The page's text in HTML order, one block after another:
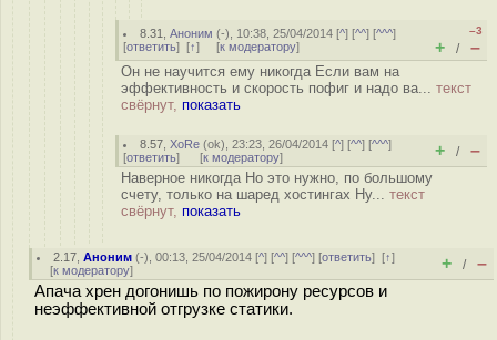
8.31 ,Аноним (-), 10:38, 25/04/2014 [^] [^^] [^^^]
[ответить] [↑] [к модератору]
–3
+ / –
Он не научится ему никогда Если вам на
эффективность и скорость пофиг и надо ва... текст
свёрнут, показать
8.57 ,XoRe (ok), 23:23, 26/04/2014 [^] [^^] [^^^]
[ответить] [к модератору] + / –
Наверное никогда Но это нужно, по большому
счету, только на шаред хостингах Ну... текст
свёрнут, показать
2.17 ,Аноним (-), 00:13, 25/04/2014 [^] [^^] [^^^] [ответить][↑]
[к модератору] + / –
Апача хрен догонишь по пожирону ресурсов и
неэффективной отгрузке статики.